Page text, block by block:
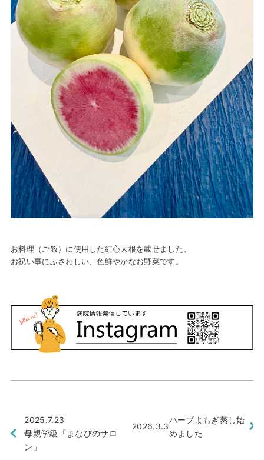
お料理（ご飯）に使用した紅心大根を載せました。
お祝い事にふさわしい、色鮮やかなお野菜です。
2025.7.23
母親学級「まなびのサロ
ン」
2026.3.3
ハーブよもぎ蒸し始
めました